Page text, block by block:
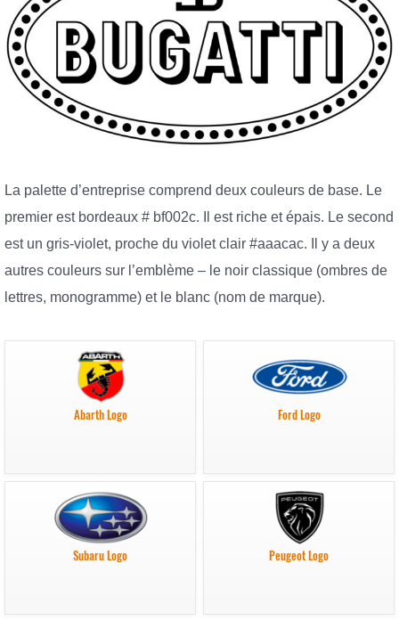
La palette d’entreprise comprend deux couleurs de base. Le
premier est bordeaux # bf002c. Il est riche et épais. Le second
est un gris-violet, proche du violet clair #aaacac. Il y a deux
autres couleurs sur l’emblème – le noir classique (ombres de
lettres, monogramme) et le blanc (nom de marque).
Abarth Logo Ford Logo
Subaru Logo Peugeot Logo